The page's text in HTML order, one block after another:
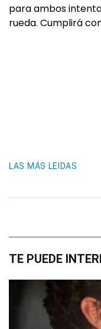
para ambos
rueda. Cumplirá
LAS MÁS LEIDAS
TE PUEDE